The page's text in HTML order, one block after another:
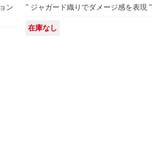
ン
" ジャガード織りでダメージ感を表現 "
在庫なし